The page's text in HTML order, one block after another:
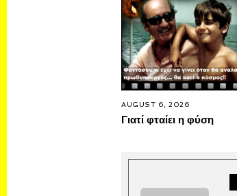
AUGUST 6, 2026
Γιατί φταίει η φύση